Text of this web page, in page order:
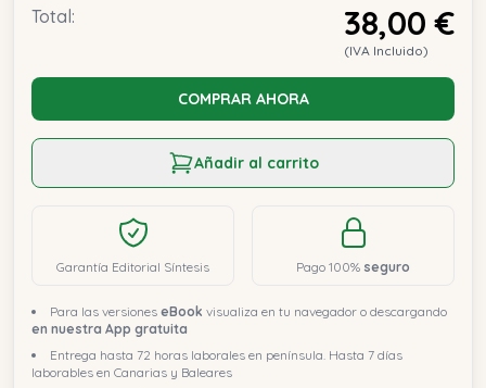
Total: 38,00 €
(IVA Incluido)
COMPRAR AHORA
Añadir al carrito
Garantía Editorial Síntesis Pago 100% seguro
Para las versiones eBook visualiza en tu navegador o descargando
en nuestra App gratuita
Entrega hasta 72 horas laborales en península. Hasta 7 días
laborables en Canarias y Baleares